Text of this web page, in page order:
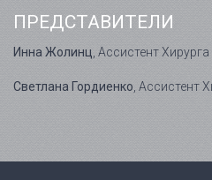
ПРЕДСТАВИТЕЛИ
Инна Жолинц , Ассистент Хирурга
Светлана Гордиенко , Ассистент